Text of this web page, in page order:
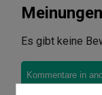
Es gibt keine
Kommentare in